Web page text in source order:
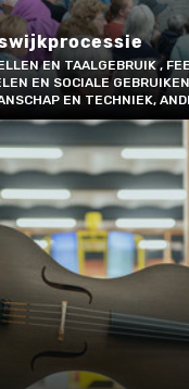
EN TAALGEBRUIK ,
EN SOCIALE
EN TECHNIEK,